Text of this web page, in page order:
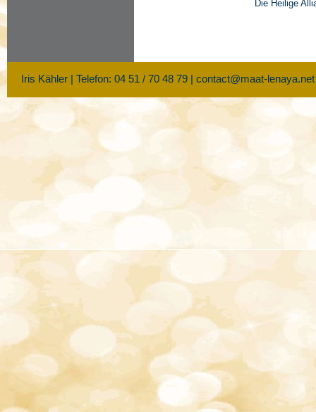
Die Heilige
Iris Kähler | Telefon: 04 51 / 70 48 79 | contact@maat-lenaya.net